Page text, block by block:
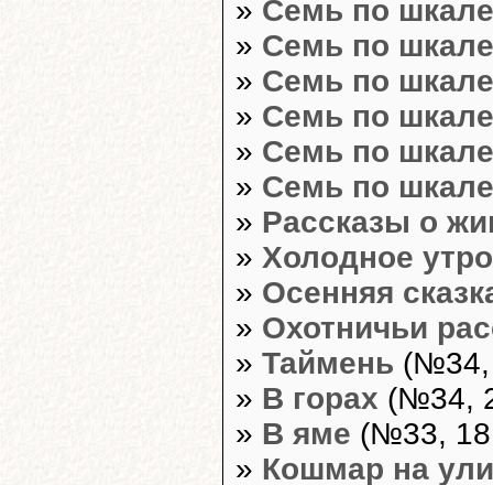
» Семь по
» Семь по
» Семь по
» Семь по
» Семь по
» Семь по
» Рассказы о
» Холодное утро
» Осенняя
» Охотничьи
» Таймень (№34,
» В горах (№34,
» В яме (№33, 18
» Кошмар на